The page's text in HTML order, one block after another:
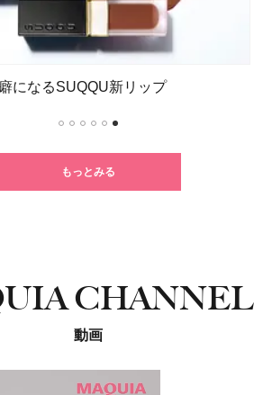
になるSUQQU新リップ
もっとみる
CHANNEL
動画